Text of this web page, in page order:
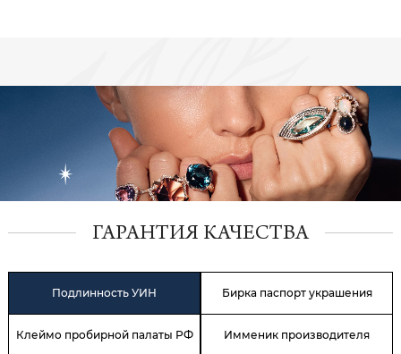
ГАРАНТИЯ КАЧЕСТВА
Подлинность УИН Бирка паспорт украшения
Клеймо пробирной палаты РФ Имменик производителя